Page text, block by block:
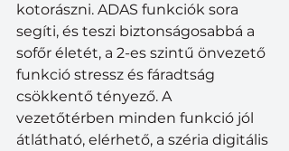
kotorászni. ADAS funkciók sora
segíti, és teszi biztonságosabbá a
sofőr életét, a 2-es szintű önvezető
funkció stressz és fáradtság
csökkentő tényező. A
vezetőtérben minden funkció jól
átlátható, elérhető, a széria digitális